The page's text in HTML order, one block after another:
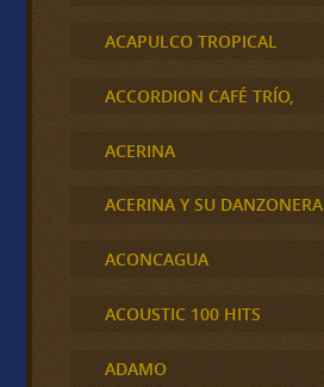
ACAPULCO TROPICAL
ACCORDION CAFÉ TRÍO,
ACERINA
ACERINA Y SU DANZONERA
ACONCAGUA
ACOUSTIC 100 HITS
ADAMO